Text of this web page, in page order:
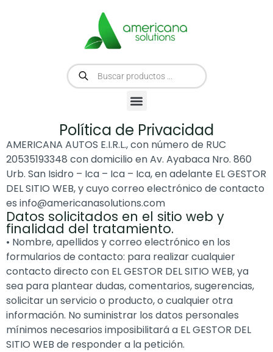
Política de Privacidad
AMERICANA AUTOS E.I.R.L., con número de RUC
20535193348 con domicilio en Av. Ayabaca Nro. 860
Urb. San Isidro – Ica – Ica – Ica, en adelante EL GESTOR
DEL SITIO WEB, y cuyo correo electrónico de contacto
es info@americanasolutions.com
Datos solicitados en el sitio web y
finalidad del tratamiento.
• Nombre, apellidos y correo electrónico en los
formularios de contacto: para realizar cualquier
contacto directo con EL GESTOR DEL SITIO WEB, ya
sea para plantear dudas, comentarios, sugerencias,
solicitar un servicio o producto, o cualquier otra
información. No suministrar los datos personales
mínimos necesarios imposibilitará a EL GESTOR DEL
SITIO WEB de responder a la petición.